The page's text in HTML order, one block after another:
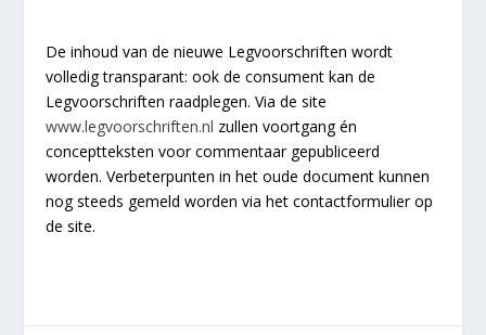
De inhoud van de nieuwe Legvoorschriften wordt
volledig transparant: ook de consument kan de
Legvoorschriften raadplegen. Via de site
www.legvoorschriften.nl zullen voortgang én
conceptteksten voor commentaar gepubliceerd
worden. Verbeterpunten in het oude document kunnen
nog steeds gemeld worden via het contactformulier op
de site.